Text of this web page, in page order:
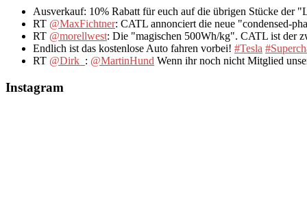
Ausverkauf: 10% Rabatt für euch auf die übrigen Stücke der
RT @MaxFichtner: CATL annonciert die neue "condensed-
RT @morellwest: Die "magischen 500Wh/kg". CATL ist der
Endlich ist das kostenlose Auto fahren vorbei! #Tesla
RT @Dirk_ : @MartinHund Wenn ihr noch nicht Mitglied
Instagram